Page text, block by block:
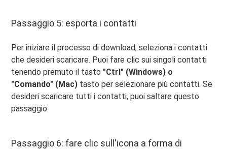
Passaggio 5: esporta i contatti
Per iniziare il processo di download, seleziona i contatti
che desideri scaricare. Puoi fare clic sui singoli contatti
tenendo premuto il tasto "Ctrl" (Windows) o
"Comando" (Mac) tasto per selezionare più contatti. Se
desideri scaricare tutti i contatti, puoi saltare questo
passaggio.
Passaggio 6: fare clic sull'icona a forma di